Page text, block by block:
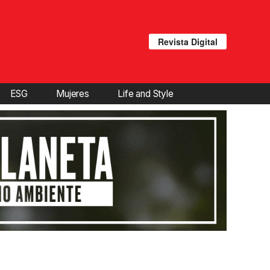
Revista Digital
ESG Mujeres Life and Style